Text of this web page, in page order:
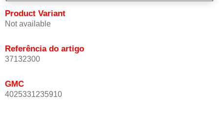
Product Variant
Not available
Referência do artigo
37132300
GMC
4025331235910